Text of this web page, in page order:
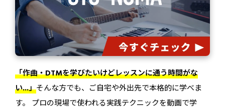
「作曲・DTMを学びたいけどレッスンに通う時間がな
い...」そんな方でも、ご自宅や外出先で本格的に学べま
す。 プロの現場で使われる実践テクニックを動画で学